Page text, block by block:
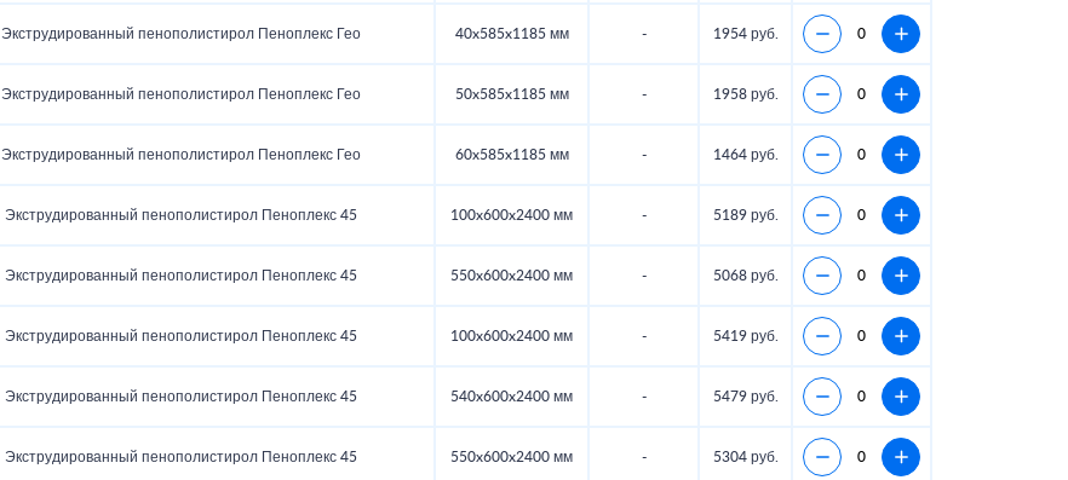
Экструдированный пенополистирол Пеноплекс Гео 40x585x1185 мм - 1954 руб.
Экструдированный пенополистирол Пеноплекс Гео 50x585x1185 мм - 1958 руб.
Экструдированный пенополистирол Пеноплекс Гео 60x585x1185 мм - 1464 руб.
Экструдированный пенополистирол Пеноплекс 45 100x600x2400 мм - 5189 руб.
Экструдированный пенополистирол Пеноплекс 45 550x600x2400 мм - 5068 руб.
Экструдированный пенополистирол Пеноплекс 45 100x600x2400 мм - 5419 руб.
Экструдированный пенополистирол Пеноплекс 45 540x600x2400 мм - 5479 руб.
Экструдированный пенополистирол Пеноплекс 45 550x600x2400 мм - 5304 руб.